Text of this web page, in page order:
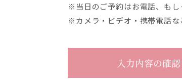
※当日のご予約はお電話、もし
※カメラ・ビデオ・携帯電話な